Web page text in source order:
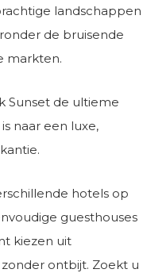
landschappen
de bruisende
markten.
Sunset de ultieme
naar een luxe,
hotels op
guesthouses
kiezen uit
ontbijt. Zoekt u